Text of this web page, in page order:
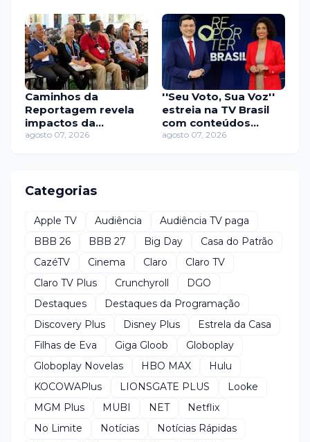
Caminhos da
Reportagem revela
impactos da
desigualdade na vida
agosto 07, 2026
''Seu Voto, Sua Voz''
estreia na TV Brasil
com conteúdos
sobre eleições e
agosto 07, 2026
Categorias
Apple TV Audiência
Audiência TV paga
BBB 26
BBB 27 Big Day
Casa do Patrão
CazéTV
Cinema Claro
Claro TV
Claro TV Plus
Crunchyroll
DGO
Destaques
Destaques da Programação
Discovery Plus
Disney Plus
Estrela da Casa
Filhas de Eva
Giga Gloob
Globoplay
Globoplay Novelas
HBO MAX
Hulu
KOCOWAPlus
LIONSGATE PLUS
Looke
MGM Plus
MUBI NET
Netflix
No Limite
Notícias
Notícias Rápidas